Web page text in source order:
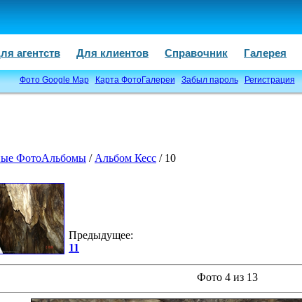
агентств Для клиентов Справочник Галерея
Фото Google Map Карта ФотоГалереи Забыл пароль Регистрация
ФотоАльбомы / Альбом Кесс / 10
Предыдущее:
11
Фото 4 из 13